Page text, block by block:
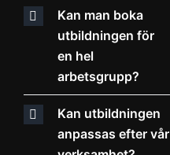
Kan man boka
utbildningen för
en hel
arbetsgrupp?
Kan utbildningen
anpassas efter vår